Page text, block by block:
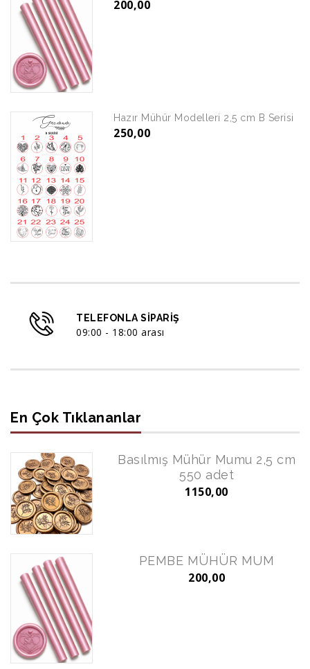
200,00
Hazır Mühür Modelleri 2,5 cm B Serisi
250,00
TELEFONLA SIPARIŞ
09:00 - 18:00 arası
En Çok Tıklananlar
Basılmış Mühür Mumu 2,5 cm
550 adet
1150,00
PEMBE MÜHÜR MUM
200,00